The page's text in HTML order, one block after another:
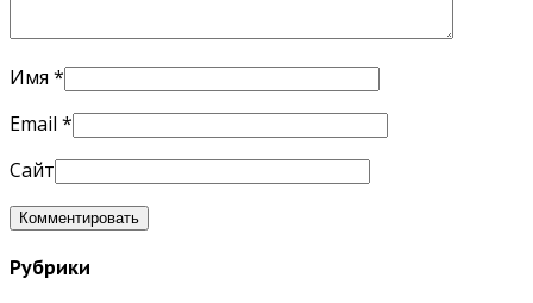
Имя *
Email *
Сайт
Рубрики